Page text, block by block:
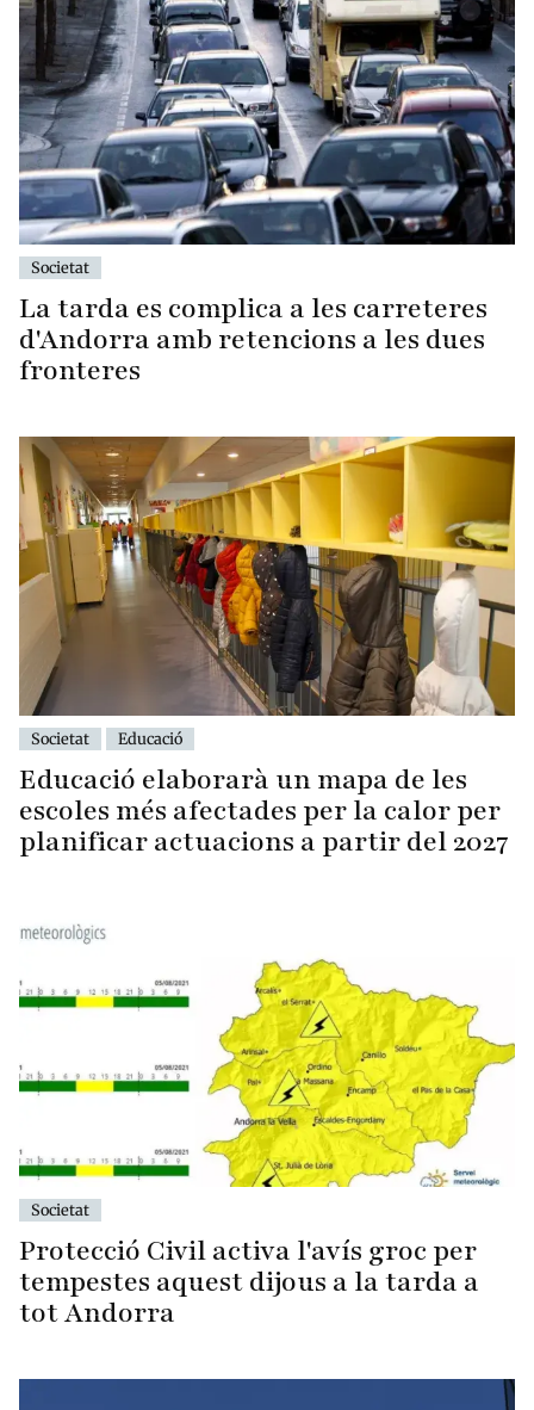
Societat
La tarda es complica a les carreteres
d'Andorra amb retencions a les dues
fronteres
Societat Educació
Educació elaborarà un mapa de les
escoles més afectades per la calor per
planificar actuacions a partir del 2027
Societat
Protecció Civil activa l'avís groc per
tempestes aquest dijous a la tarda a
tot Andorra